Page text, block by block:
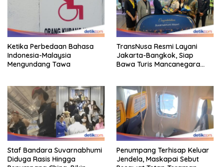
Ketika Perbedaan Bahasa
Indonesia-Malaysia
Mengundang Tawa
TransNusa Resmi Layani
Jakarta-Bangkok, Siap
Bawa Turis Mancanegara
Staf Bandara Suvarnabhumi
Diduga Rasis Hingga
Penumpang Terhisap Keluar
Jendela, Maskapai Sebut